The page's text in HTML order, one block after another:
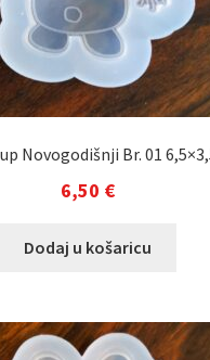
Novogodišnji Br. 01
6,50 €
Dodaj u košaricu